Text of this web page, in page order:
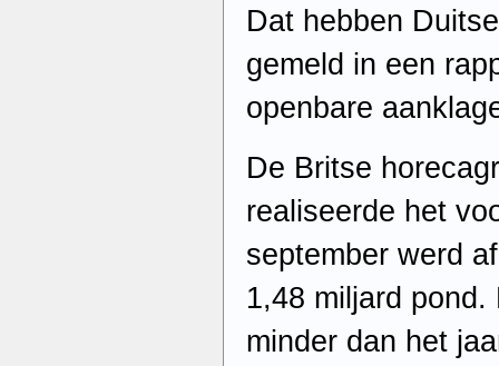
Dat hebben
gemeld in een
openbare
De Britse
realiseerde het
september werd
1,48 miljard
minder dan het